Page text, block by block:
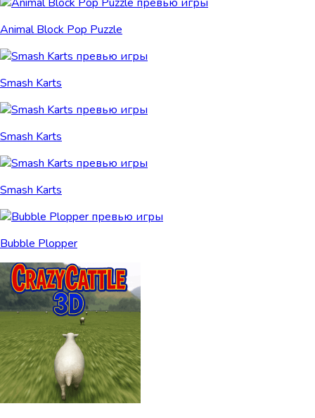
Animal Block Pop Puzzle
Smash Karts
Smash Karts
Smash Karts
Bubble Plopper